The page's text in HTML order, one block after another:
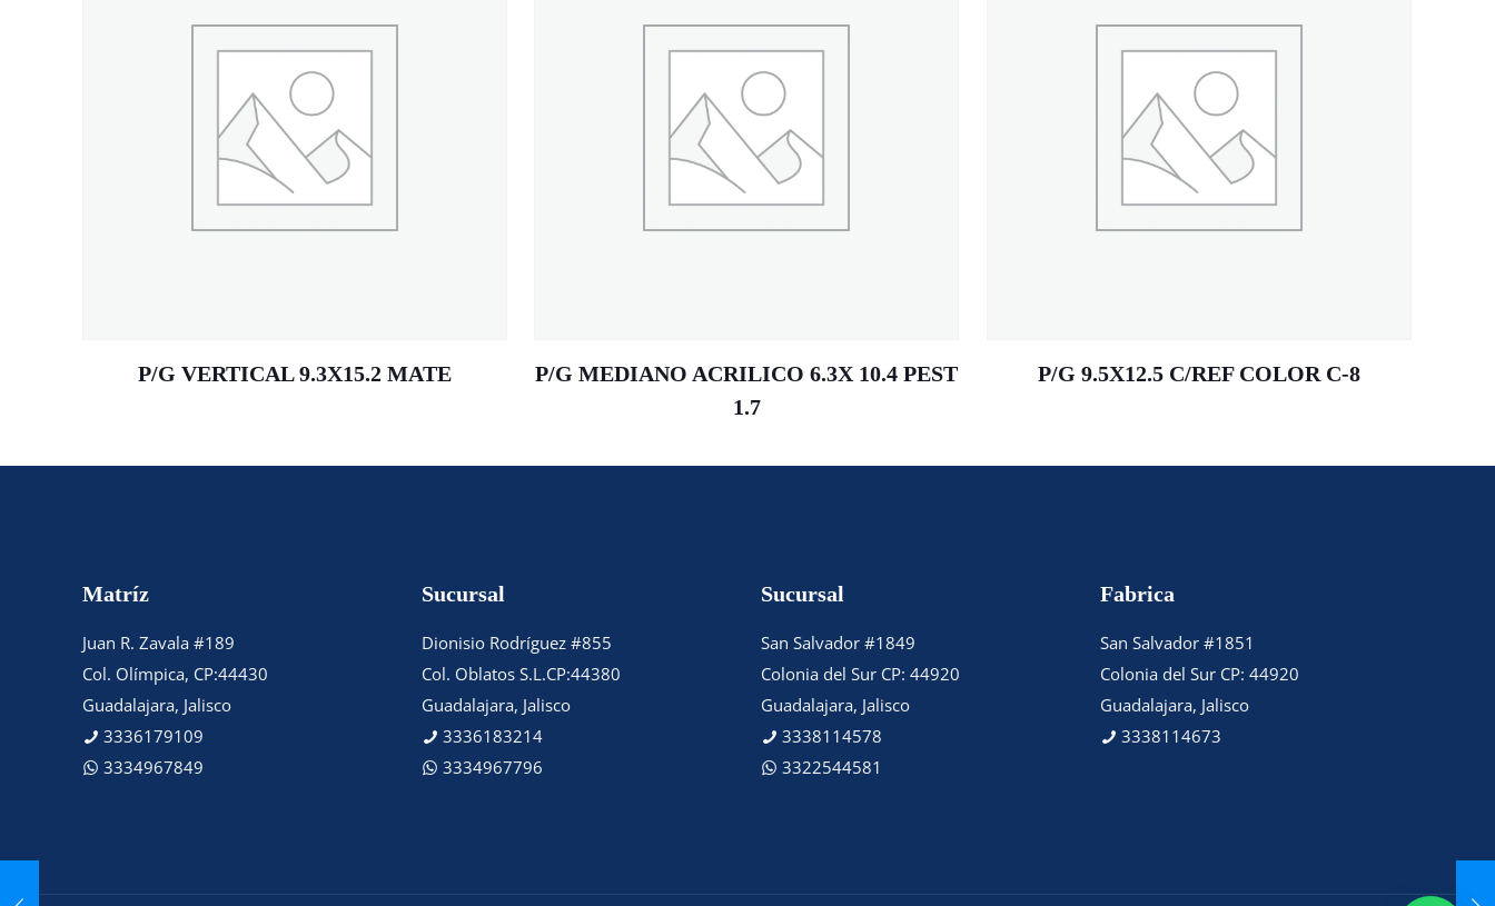
P/G VERTICAL 9.3X15.2 MATE
P/G MEDIANO ACRILICO 6.3X 10.4 PEST
1.7
P/G 9.5X12.5 C/REF COLOR C-8
Matríz
Juan R. Zavala #189
Col. Olímpica, CP:44430
Guadalajara, Jalisco
3336179109
3334967849
Sucursal
Dionisio Rodríguez #855
Col. Oblatos S.L.CP:44380
Guadalajara, Jalisco
3336183214
3334967796
Sucursal
San Salvador #1849
Colonia del Sur CP: 44920
Guadalajara, Jalisco
3338114578
3322544581
Fabrica
San Salvador #1851
Colonia del Sur CP: 44920
Guadalajara, Jalisco
3338114673